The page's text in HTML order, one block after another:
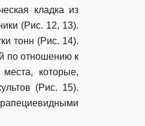
кладка из
(Рис. 12, 13).
тонн (Рис. 14).
по отношению к
которые,
(Рис. 15).